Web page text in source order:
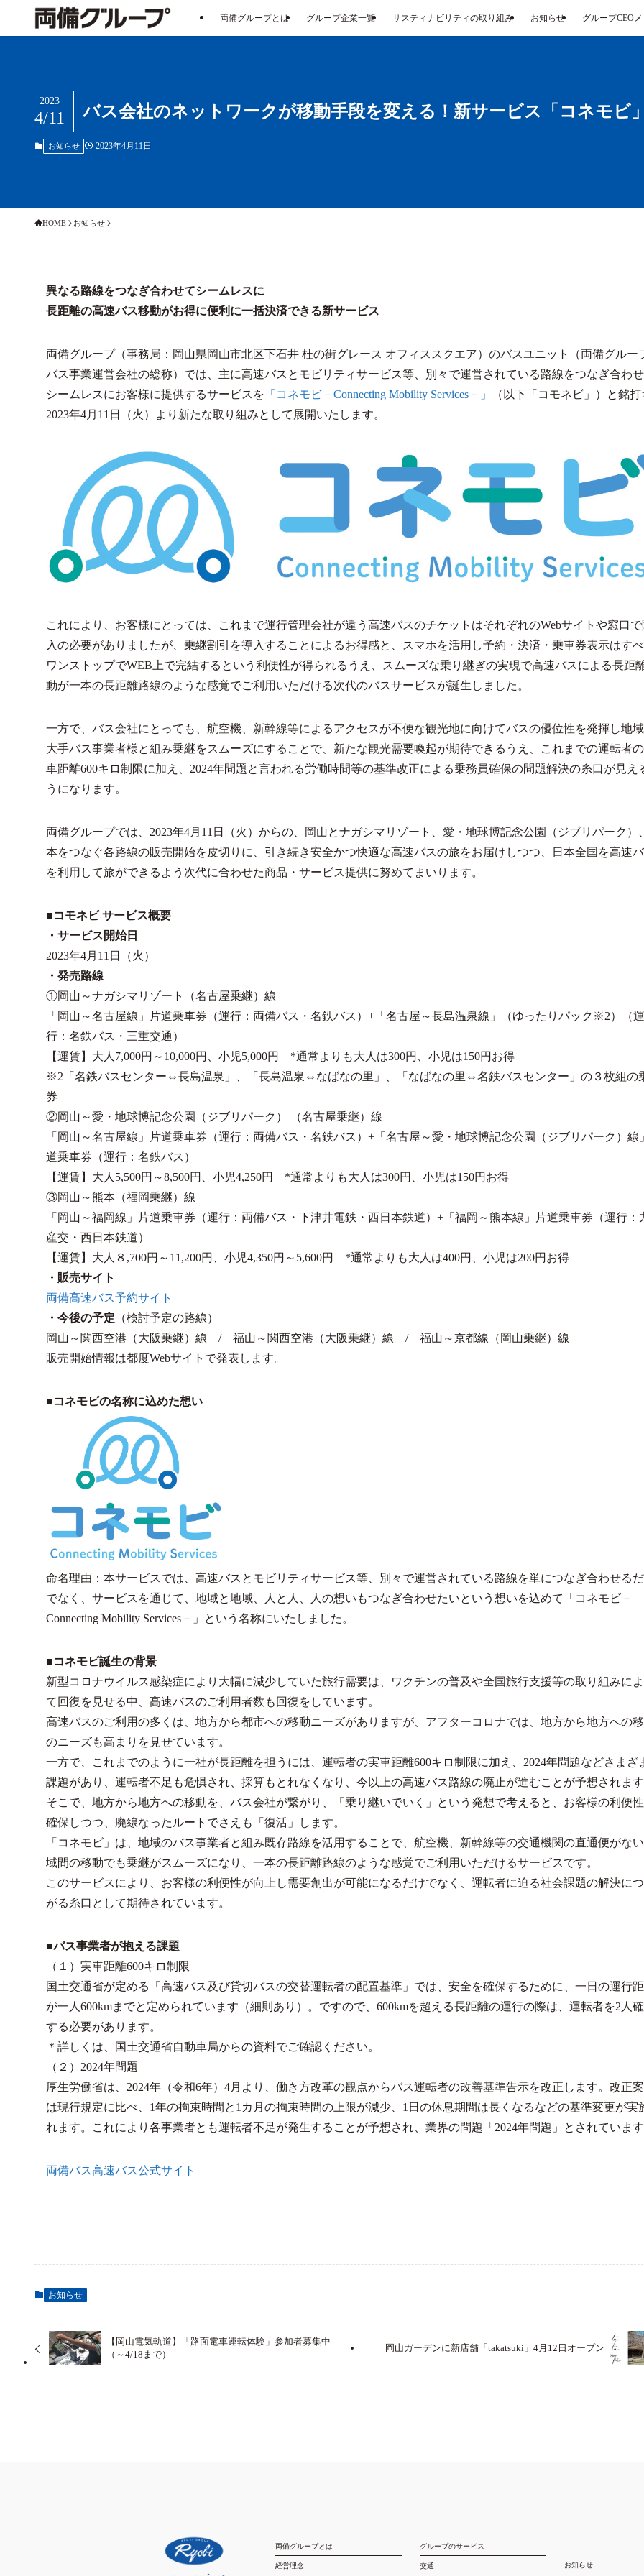
両備グループとは グループ企業一覧 サスティナビリティの取り組み お知らせ グループCEO
バス会社のネットワークが移動手段を変える！新サービス「コネモビ
2023
4/11
お知らせ 2023年4月11日
HOME お知らせ
異なる路線をつなぎ合わせてシームレスに
長距離の高速バス移動がお得に便利に一括決済できる新サービス
両備グループ（事務局：岡山県岡山市北区下石井 杜の街グレース オフィススクエア）のバスユニット（両備グルー
バス事業運営会社の総称）では、主に高速バスとモビリティサービス等、別々で運営されている路線をつなぎ合わ
シームレスにお客様に提供するサービスを 「コネモビ－Connecting Mobility Services－」
（以下「コモネビ」）と銘
2023年4月11日（火）より新たな取り組みとして展開いたします。
これにより、お客様にとっては、これまで運行管理会社が違う高速バスのチケットはそれぞれのWebサイトや窓口で
入の必要がありましたが、乗継割引を導入することによるお得感と、スマホを活用し予約・決済・乗車券表示はす
ワンストップでWEB上で完結するという利便性が得られるうえ、スムーズな乗り継ぎの実現で高速バスによる長距
動が一本の長距離路線のような感覚でご利用いただける次代のバスサービスが誕生しました。
一方で、バス会社にとっても、航空機、新幹線等によるアクセスが不便な観光地に向けてバスの優位性を発揮し地
大手バス事業者様と組み乗継をスムーズにすることで、新たな観光需要喚起が期待できるうえ、これまでの運転者
車距離600キロ制限に加え、2024年問題と言われる労働時間等の基準改正による乗務員確保の問題解決の糸口が見え
うになります。
両備グループでは、2023年4月11日（火）からの、岡山とナガシマリゾート、愛・地球博記念公園（ジブリパーク）
本をつなぐ各路線の販売開始を皮切りに、引き続き安全かつ快適な高速バスの旅をお届けしつつ、日本全国を高速
を利用して旅ができるよう次代に合わせた商品・サービス提供に努めてまいります。
■コモネビ サービス概要
・サービス開始日
2023年4月11日（火）
・発売路線
①岡山～ナガシマリゾート（名古屋乗継）線
「岡山～名古屋線」片道乗車券（運行：両備バス・名鉄バス）+「名古屋～長島温泉線」（ゆったりパック※2）（運
行：名鉄バス・三重交通）
【運賃】大人7,000円～10,000円、小児5,000円 *通常よりも大人は300円、小児は150円お得
※2「名鉄バスセンター⇔長島温泉」、「長島温泉⇔なばなの里」、「なばなの里⇔名鉄バスセンター」の３枚組の
券
②岡山～愛・地球博記念公園（ジブリパーク） （名古屋乗継）線
「岡山～名古屋線」片道乗車券（運行：両備バス・名鉄バス）+「名古屋～愛・地球博記念公園（ジブリパーク）線
道乗車券（運行：名鉄バス）
【運賃】大人5,500円～8,500円、小児4,250円 *通常よりも大人は300円、小児は150円お得
③岡山～熊本（福岡乗継）線
「岡山～福岡線」片道乗車券（運行：両備バス・下津井電鉄・西日本鉄道）+「福岡～熊本線」片道乗車券（運行：
産交・西日本鉄道）
【運賃】大人８,700円～11,200円、小児4,350円～5,600円 *通常よりも大人は400円、小児は200円お得
・販売サイト
両備高速バス予約サイト
・今後の予定 （検討予定の路線）
岡山～関西空港（大阪乗継）線 / 福山～関西空港（大阪乗継）線 / 福山～京都線（岡山乗継）線
販売開始情報は都度Webサイトで発表します。
■コネモビの名称に込めた想い
命名理由：本サービスでは、高速バスとモビリティサービス等、別々で運営されている路線を単につなぎ合わせる
でなく、サービスを通じて、地域と地域、人と人、人の想いもつなぎ合わせたいという想いを込めて「コネモビ－
Connecting Mobility Services－」という名称にいたしました。
■コネモビ誕生の背景
新型コロナウイルス感染症により大幅に減少していた旅行需要は、ワクチンの普及や全国旅行支援等の取り組みに
て回復を見せる中、高速バスのご利用者数も回復をしています。
高速バスのご利用の多くは、地方から都市への移動ニーズがありますが、アフターコロナでは、地方から地方への
のニーズも高まりを見せています。
一方で、これまでのように一社が長距離を担うには、運転者の実車距離600キロ制限に加え、2024年問題などさまざ
課題があり、運転者不足も危惧され、採算もとれなくなり、今以上の高速バス路線の廃止が進むことが予想されま
そこで、地方から地方への移動を、バス会社が繋がり、「乗り継いでいく」という発想で考えると、お客様の利便
確保しつつ、廃線なったルートでさえも「復活」します。
「コネモビ」は、地域のバス事業者と組み既存路線を活用することで、航空機、新幹線等の交通機関の直通便がな
域間の移動でも乗継がスムーズになり、一本の長距離路線のような感覚でご利用いただけるサービスです。
このサービスにより、お客様の利便性が向上し需要創出が可能になるだけでなく、運転者に迫る社会課題の解決に
がる糸口として期待されています。
■バス事業者が抱える課題
（１）実車距離600キロ制限
国土交通省が定める「高速バス及び貸切バスの交替運転者の配置基準」では、安全を確保するために、一日の運行
が一人600kmまでと定められています（細則あり）。ですので、600kmを超える長距離の運行の際は、運転者を2人
する必要があります。
＊詳しくは、国土交通省自動車局からの資料でご確認ください。
（２）2024年問題
厚生労働省は、2024年（令和6年）4月より、働き方改革の観点からバス運転者の改善基準告示を改正します。改正
は現行規定に比べ、1年の拘束時間と1カ月の拘束時間の上限が減少、1日の休息期間は長くなるなどの基準変更が実
れます。これにより各事業者とも運転者不足が発生することが予想され、業界の問題「2024年問題」とされていま
両備バス高速バス公式サイト
お知らせ
【岡山電気軌道】「路面電車運転体験」参加者募集中
（～4/18まで）
岡山ガーデンに新店舗「takatsuki」4月12日オープン
両備グループとは
経営理念
グループのサービス
交通 お知らせ